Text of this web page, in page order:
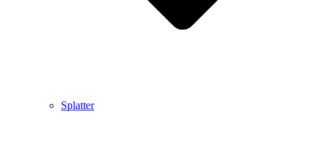
Splatter